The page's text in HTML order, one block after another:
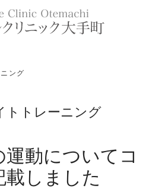
ング
トトレーニング
動についてコ
載しました